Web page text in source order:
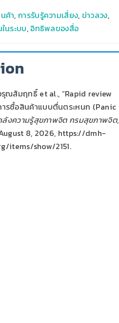
ค้า,การรับรู้ความเสี่ยง, ข่าวลวง,
นระบบ, อิทธิพลของสื่อ
ณสัมฤทธิ์ et al., “Rapid review
รซื้อสินค้าแบบตื่นตระหนก (Panic
ลังความรู้สุขภาพจิต กรมสุขภาพจิต,
8, 2026, https://dmh-
items/show/2151.